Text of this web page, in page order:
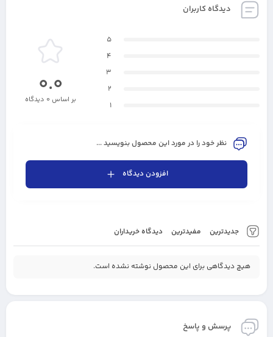
دیدگاه کاربران
جدیدترین مفیدترین دیدگاه خریداران
هیچ دیدگاهی برای این محصول نوشته نشده است.
5
4
3
2
1
0.0
بر اساس 0 دیدگاه
نظر خود را در مورد این محصول بنویسید ...
افزودن دیدگاه
پرسش و پاسخ